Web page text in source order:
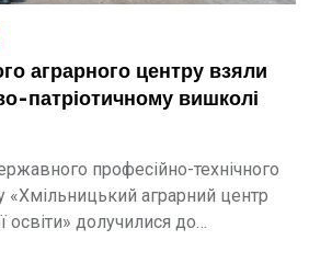
аграрного центру взяли
патріотичному вишколі
професійно-технічного
«Хмільницький аграрний центр
освіти» долучилися до